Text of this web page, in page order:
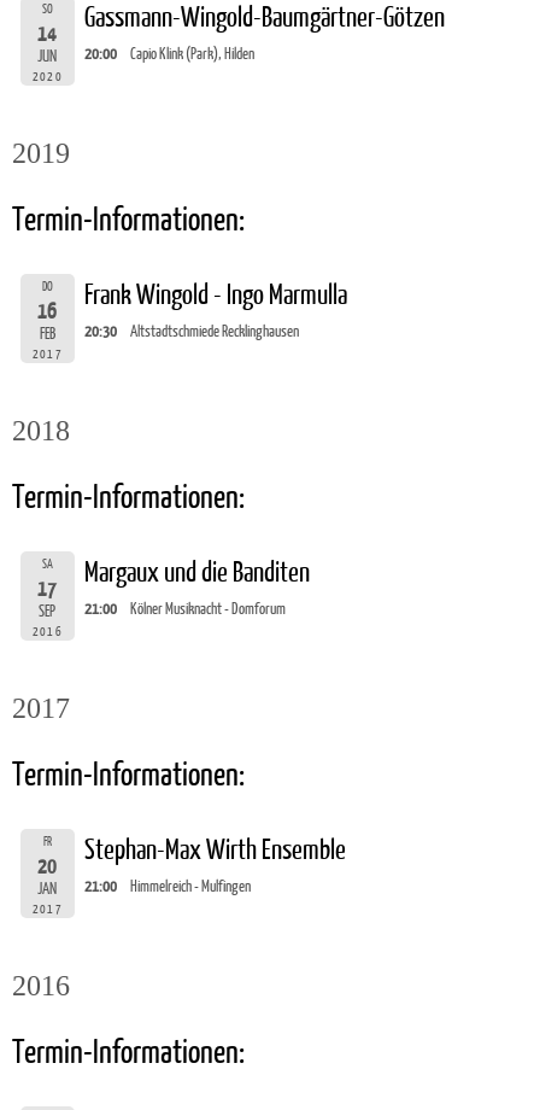
SO
14
JUN
2020
Gassmann-Wingold-Baumgärtner-Götzen
20:00 Capio Klink (Park), Hilden
2019
Termin-Informationen:
DO
16
FEB
2017
Frank Wingold - Ingo Marmulla
20:30 Altstadtschmiede Recklinghausen
2018
Termin-Informationen:
SA
17
SEP
2016
Margaux und die Banditen
21:00 Kölner Musiknacht - Domforum
2017
Termin-Informationen:
FR
20
JAN
2017
Stephan-Max Wirth Ensemble
21:00 Himmelreich - Mulfingen
2016
Termin-Informationen: